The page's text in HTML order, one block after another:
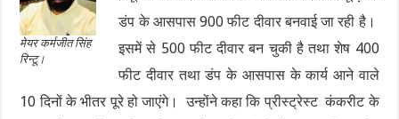
मेयर कर्मजीत सिंह
रिन्टू।
डंप के आसपास 900 फीट दीवार बनवाई जा रही है।
इसमें से 500 फीट दीवार बन चुकी है तथा शेष 400
फीट दीवार तथा डंप के आसपास के कार्य आने वाले
10 दिनों के भीतर पूरे हो जाएंगे। उन्होंने कहा कि प्रीस्ट्रेस्ट कंकरीट के